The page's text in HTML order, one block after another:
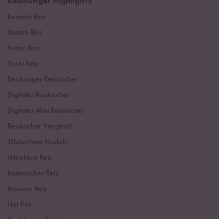
Reishunger Highlights
Basmati Reis
Jasmin Reis
Natur Reis
Sushi Reis
Reishunger Reiskocher
Digitaler Reiskocher
Digitaler Mini Reiskocher
Reiskocher Vergleich
Glutenfreie Nudeln
Himalaya Reis
Italienischer Reis
Brauner Reis
Hot Pot